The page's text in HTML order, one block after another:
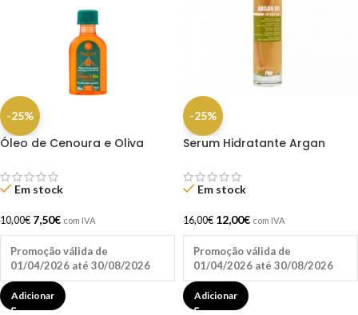
-25%
Óleo de Cenoura e Oliva
Em stock
10,00€ 7,50€ com IVA
Promoção válida de
01/04/2026 até 30/08/2026
Adicionar
-25%
Serum Hidratante Argan
Em stock
16,00€ 12,00€ com IVA
Promoção válida de
01/04/2026 até 30/08/2026
Adicionar